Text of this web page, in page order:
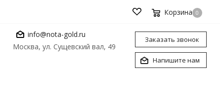
Корзина 0
info@nota-gold.ru
Москва, ул. Сущевский вал, 49
Заказать звонок
Напишите нам